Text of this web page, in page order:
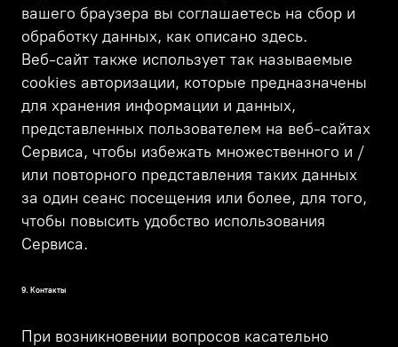
вашего браузера вы соглашаетесь на сбор и
обработку данных, как описано здесь.
Веб-сайт также использует так называемые
cookies авторизации, которые предназначены
для хранения информации и данных,
представленных пользователем на веб-сайтах
Сервиса, чтобы избежать множественного и /
или повторного представления таких данных
за один сеанс посещения или более, для того,
чтобы повысить удобство использования
Сервиса.
9. Контакты
При возникновении вопросов касательно